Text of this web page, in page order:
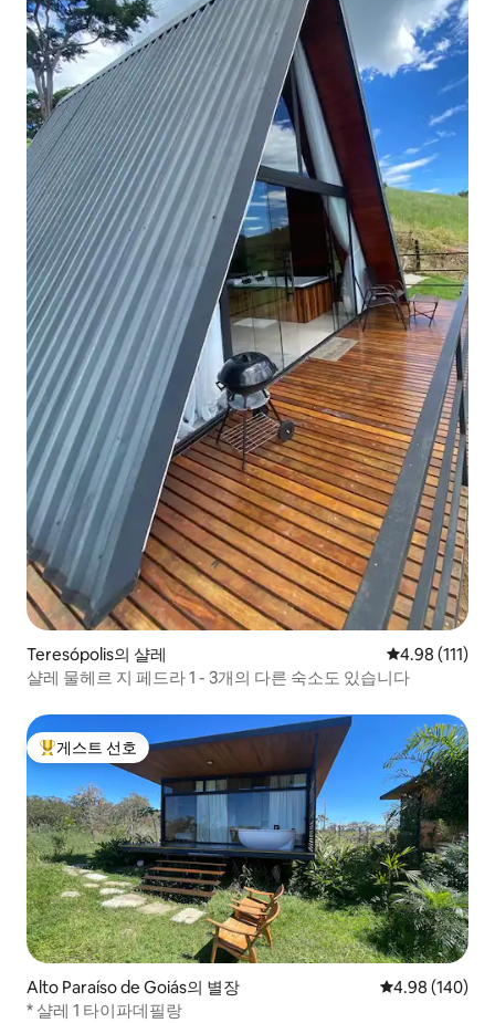
Teresópolis의 샬레 평점 4.98점(5
4.98 (111)
샬레 물헤르 지 페드라 1 - 3개의 다른 숙소도 있습니다
상위 게스트 선호
게스트 선호
Alto Paraíso de Goiás의 별장 평점 4.98점(5
4.98 (140)
* 샬레 1 타이파데필랑